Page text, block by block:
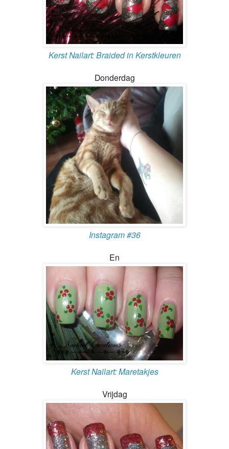
Kerst Nailart: Braided in Kerstkleuren
Donderdag
Instagram #36
En
Kerst Nailart: Maretakjes
Vrijdag